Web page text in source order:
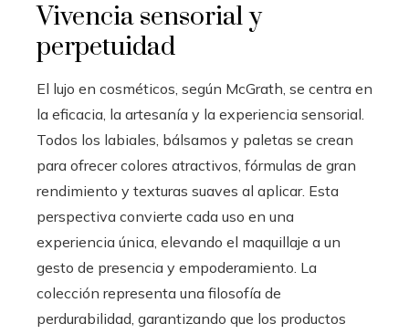
Vivencia sensorial y
perpetuidad
El lujo en cosméticos, según McGrath, se centra en
la eficacia, la artesanía y la experiencia sensorial.
Todos los labiales, bálsamos y paletas se crean
para ofrecer colores atractivos, fórmulas de gran
rendimiento y texturas suaves al aplicar. Esta
perspectiva convierte cada uso en una
experiencia única, elevando el maquillaje a un
gesto de presencia y empoderamiento. La
colección representa una filosofía de
perdurabilidad, garantizando que los productos